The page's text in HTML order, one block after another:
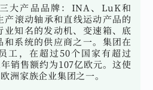
大产品品牌：INA、LuK和
滚动轴承和直线运动产品的
知名的发动机、变速箱、底
系统的供应商之一。集团在
工，在超过50个国家有超过
销售额约为107亿欧元。这使
洲家族企业集团之一。